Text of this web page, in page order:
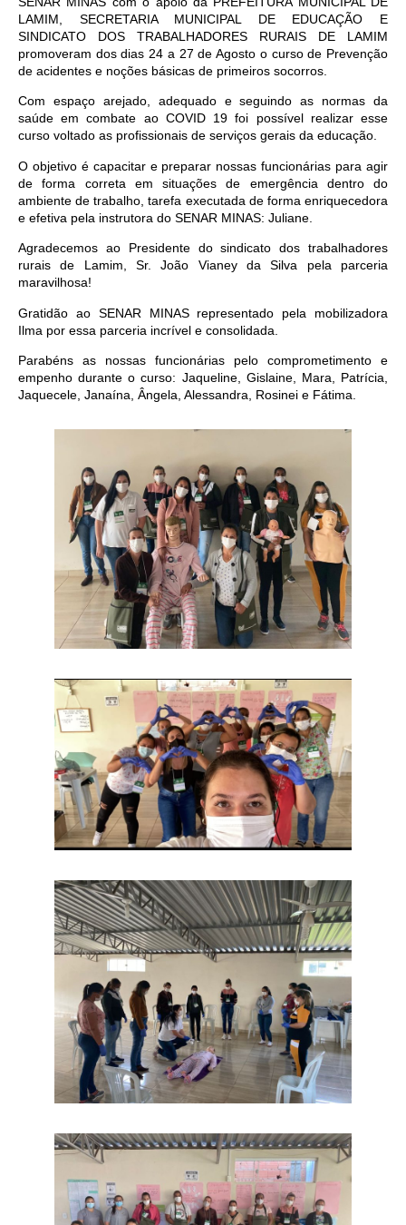
LAMIM, SECRETARIA MUNICIPAL DE EDUCAÇÃO E
SINDICATO DOS TRABALHADORES RURAIS DE LAMIM
promoveram dos dias 24 a 27 de Agosto o curso de Prevenção
de acidentes e noções básicas de primeiros socorros.
Com espaço arejado, adequado e seguindo as normas da
saúde em combate ao COVID 19 foi possível realizar esse
curso voltado as profissionais de serviços gerais da educação.
O objetivo é capacitar e preparar nossas funcionárias para agir
de forma correta em situações de emergência dentro do
ambiente de trabalho, tarefa executada de forma enriquecedora
e efetiva pela instrutora do SENAR MINAS: Juliane.
Agradecemos ao Presidente do sindicato dos trabalhadores
rurais de Lamim, Sr. João Vianey da Silva pela parceria
maravilhosa!
Gratidão ao SENAR MINAS representado pela mobilizadora
Ilma por essa parceria incrível e consolidada.
Parabéns as nossas funcionárias pelo comprometimento e
empenho durante o curso: Jaqueline, Gislaine, Mara, Patrícia,
Jaquecele, Janaína, Ângela, Alessandra, Rosinei e Fátima.